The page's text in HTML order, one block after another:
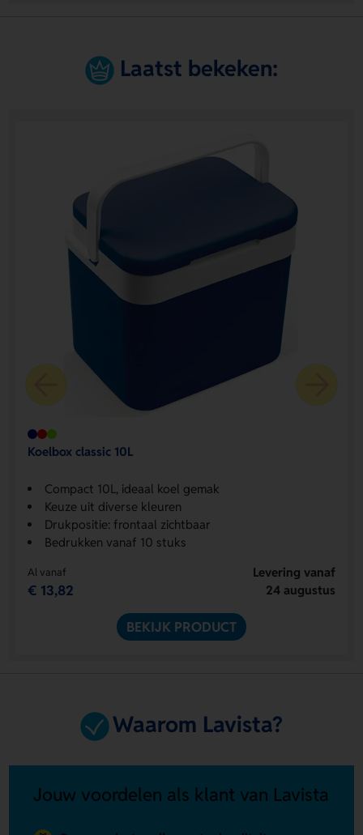
Laatst bekeken:
Koelbox classic 10L
Compact 10L, ideaal koel gemak
Keuze uit diverse kleuren
Drukpositie: frontaal zichtbaar
Bedrukken vanaf 10 stuks
Al vanaf
€ 13,82
Levering vanaf
24 augustus
BEKIJK PRODUCT
Waarom Lavista?
Jouw voordelen als klant van Lavista